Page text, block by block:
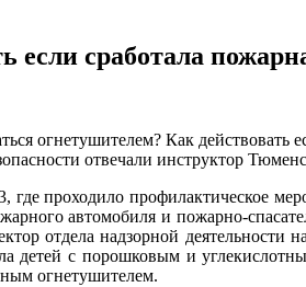
если сработала
огнетушителем? Как
отвечали инструктор
проходило профилактическое
автомобиля и пожарно-
отдела надзорной деятельности
с порошковым и
огнетушителем.